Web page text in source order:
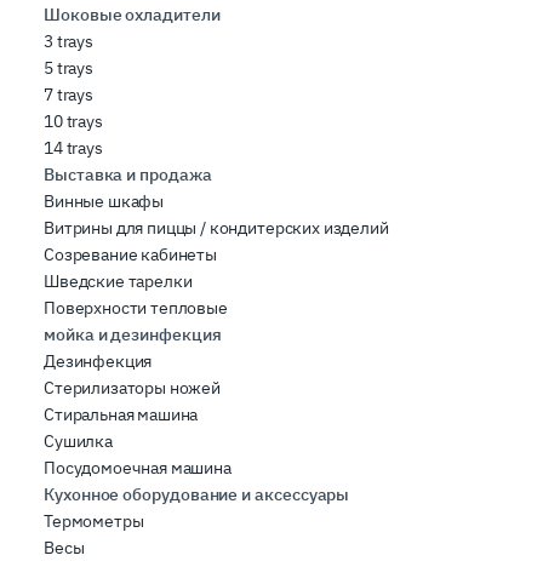
Шоковые охладители
3 trays
5 trays
7 trays
10 trays
14 trays
Выставка и продажа
Винные шкафы
Витрины для пиццы / кондитерских изделий
Созревание кабинеты
Шведские тарелки
Поверхности тепловые
мойка и дезинфекция
Дезинфекция
Стерилизаторы ножей
Стиральная машина
Сушилка
Посудомоечная машина
Кухонное оборудование и аксессуары
Термометры
Весы